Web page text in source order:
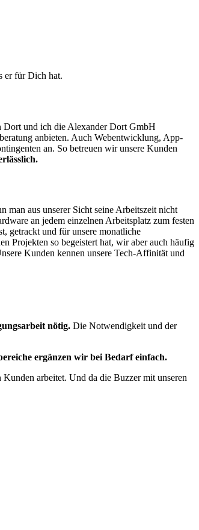
er für Dich hat.
Dort und ich die Alexander Dort GmbH
anbieten. Auch Webentwicklung, App-
an. So betreuen wir unsere Kunden
man aus unserer Sicht seine Arbeitszeit nicht
an jedem einzelnen Arbeitsplatz zum festen
getrackt und für unsere monatliche
Projekten so begeistert hat, wir aber auch häufig
Kunden kennen unsere Tech-Affinität und
nötig. Die Notwendigkeit und der
ergänzen wir bei Bedarf einfach.
arbeitet. Und da die Buzzer mit unseren